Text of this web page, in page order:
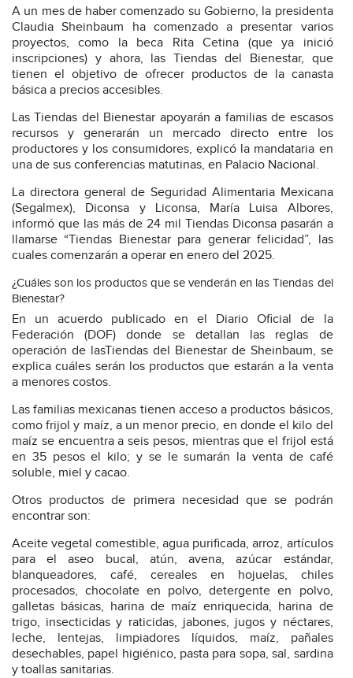
A un mes de haber comenzado su Gobierno, la presidenta
Claudia Sheinbaum ha comenzado a presentar varios
proyectos, como la beca Rita Cetina (que ya inició
inscripciones) y ahora, las Tiendas del Bienestar, que
tienen el objetivo de ofrecer productos de la canasta
básica a precios accesibles.
Las Tiendas del Bienestar apoyarán a familias de escasos
recursos y generarán un mercado directo entre los
productores y los consumidores, explicó la mandataria en
una de sus conferencias matutinas, en Palacio Nacional.
La directora general de Seguridad Alimentaria Mexicana
(Segalmex), Diconsa y Liconsa, María Luisa Albores,
informó que las más de 24 mil Tiendas Diconsa pasarán a
llamarse “Tiendas Bienestar para generar felicidad”, las
cuales comenzarán a operar en enero del 2025.
¿Cuáles son los productos que se venderán en las Tiendas del
Bienestar?
En un acuerdo publicado en el Diario Oficial de la
Federación (DOF) donde se detallan las reglas de
operación de lasTiendas del Bienestar de Sheinbaum, se
explica cuáles serán los productos que estarán a la venta
a menores costos.
Las familias mexicanas tienen acceso a productos básicos,
como frijol y maíz, a un menor precio, en donde el kilo del
maíz se encuentra a seis pesos, mientras que el frijol está
en 35 pesos el kilo; y se le sumarán la venta de café
soluble, miel y cacao.
Otros productos de primera necesidad que se podrán
encontrar son:
Aceite vegetal comestible, agua purificada, arroz, artículos
para el aseo bucal, atún, avena, azúcar estándar,
blanqueadores, café, cereales en hojuelas, chiles
procesados, chocolate en polvo, detergente en polvo,
galletas básicas, harina de maíz enriquecida, harina de
trigo, insecticidas y raticidas, jabones, jugos y néctares,
leche, lentejas, limpiadores líquidos, maíz, pañales
desechables, papel higiénico, pasta para sopa, sal, sardina
y toallas sanitarias.